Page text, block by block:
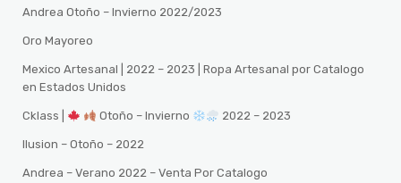
Andrea Otoño – Invierno 2022/2023
Oro Mayoreo
Mexico Artesanal | 2022 – 2023 | Ropa Artesanal por Catalogo
en Estados Unidos
Cklass | Otoño – Invierno 2022 – 2023
Ilusion – Otoño – 2022
Andrea – Verano 2022 – Venta Por Catalogo